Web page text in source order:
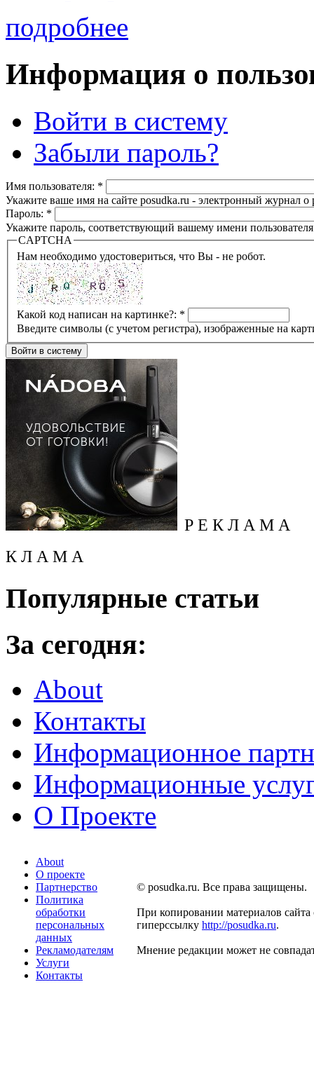
подробнее
Информация о
Войти в систему
Забыли пароль?
Имя пользователя: *
Укажите ваше имя на сайте posudka.ru - электронный журнал
Пароль: *
Укажите пароль, соответствующий вашему имени
CAPTCHA
Нам необходимо удостовериться, что Вы - не робот.
Какой код написан на картинке?: *
Введите символы (с учетом регистра), изображенные на
Р Е К Л А М А
К Л А М А
Популярные статьи
За сегодня:
About
Контакты
Информационное
Информационные
О Проекте
About
О проекте
Партнерство
Политика
обработки
персональных
данных
Рекламодателям
Услуги
Контакты
© posudka.ru. Все права защищены.
При копировании материалов сайта
гиперссылку http://posudka.ru.
Мнение редакции может не